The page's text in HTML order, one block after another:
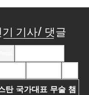
기 기사/ 댓글
탄 국가대표 무술 챔